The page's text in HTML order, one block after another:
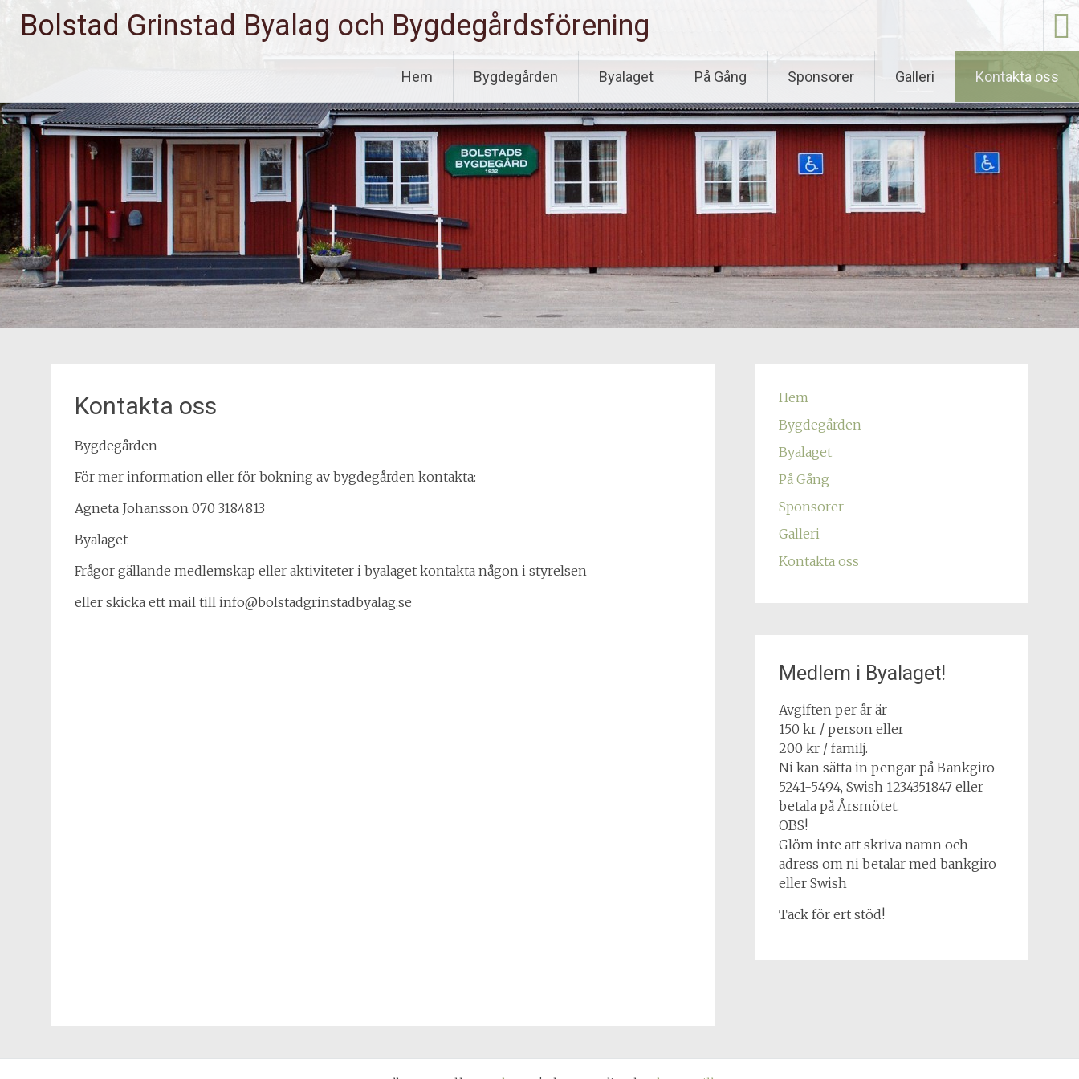
Bolstad Grinstad Byalag och Bygdegårdsförening
Skip to content
Hem Bygdegården Byalaget På Gång Sponsorer Galleri Kontakta oss
Kontakta oss
Bygdegården
För mer information eller för bokning av bygdegården kontakta:
Agneta Johansson 070 3184813
Byalaget
Frågor gällande medlemskap eller aktiviteter i byalaget kontakta någon i styrelsen
eller skicka ett mail till info@bolstadgrinstadbyalag.se
Hem
Bygdegården
Byalaget
På Gång
Sponsorer
Galleri
Kontakta oss
Medlem i Byalaget!
Avgiften per år är
150 kr / person eller
200 kr / familj.
Ni kan sätta in pengar på Bankgiro
5241-5494, Swish 1234351847 eller
betala på Årsmötet.
OBS!
Glöm inte att skriva namn och
adress om ni betalar med bankgiro
eller Swish
Tack för ert stöd!